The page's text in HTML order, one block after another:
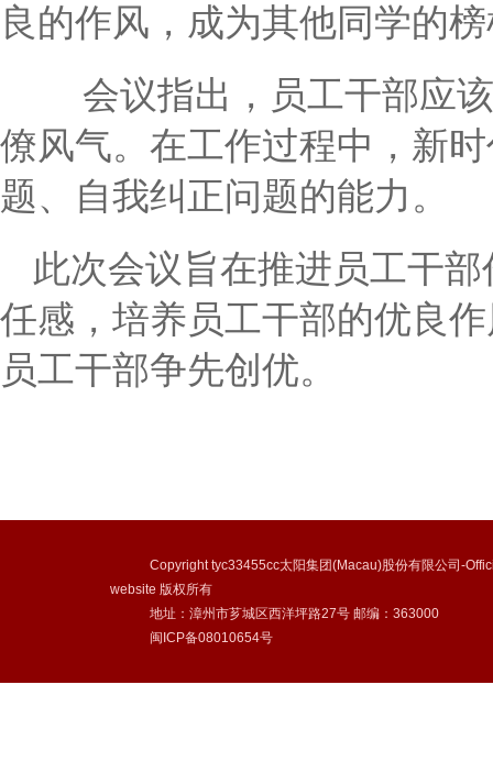
良的作风，成为其他同学的
会议指出，员工干部应
僚风气。在工作过程中，新
题、自我纠正问题的能力。
此次会议旨在推进员工干
任感，培养员工干部的优良
员工干部争先创优。
Copyright tyc33455cc太阳集团(Macau)股份有限公司-
website 版权所有
地址：漳州市芗城区西洋坪路27号 邮编：363000
闽ICP备08010654号